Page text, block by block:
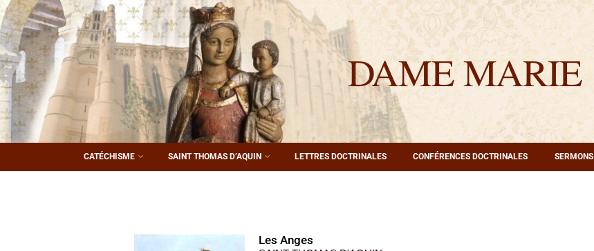
DAME MARIE
CATÉCHISME SAINT THOMAS D’AQUIN LETTRES DOCTRINALES CONFÉRENCES DOCTRINALES SERMONS
Les Anges